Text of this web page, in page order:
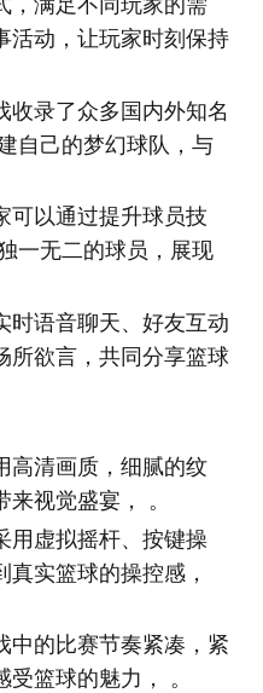
，满足不同玩家的需
活动，让玩家时刻保持
收录了众多国内外知名
自己的梦幻球队，与
可以通过提升球员技
一无二的球员，展现
时语音聊天、好友互动
所欲言，共同分享篮球
高清画质，细腻的纹
视觉盛宴， 。
用虚拟摇杆、按键操
实篮球的操控感，
中的比赛节奏紧凑，紧
篮球的魅力， 。